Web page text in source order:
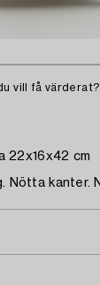
vill få värderat?
22x16x42 cm
Nötta kanter.